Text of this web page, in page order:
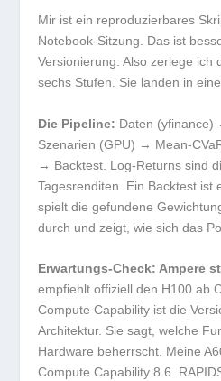
Mir ist ein reproduzierbares
Notebook-Sitzung. Das ist
Versionierung. Also zerlege ich
sechs Stufen. Sie landen in
Die Pipeline: Daten
Szenarien (GPU) → Mean-
→ Backtest. Log-Returns sind
Tagesrenditen. Ein Backtest ist
spielt die gefundene
durch und zeigt, wie sich das
Erwartungs-Check: Ampere
empfiehlt offiziell den H100 ab
Compute Capability ist die
Architektur. Sie sagt, welche
Hardware beherrscht. Meine
Compute Capability 8.6.